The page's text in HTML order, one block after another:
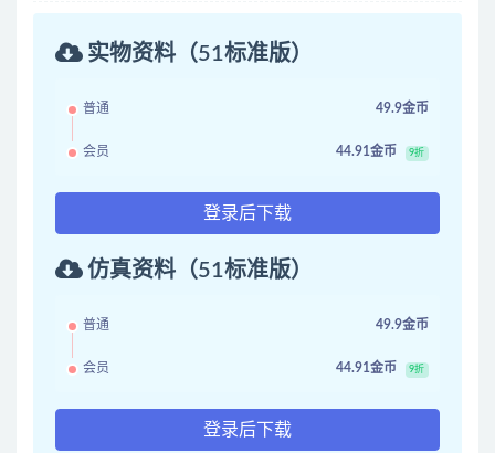
实物资料（51标准版）
普通 49.9金币
会员 44.91金币 9折
登录后下载
仿真资料（51标准版）
普通 49.9金币
会员 44.91金币 9折
登录后下载